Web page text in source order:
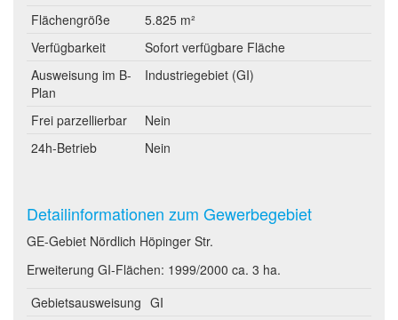
Flächengröße
5.825 m²
Verfügbarkeit
Sofort verfügbare Fläche
Ausweisung im B-
Plan
Industriegebiet (GI)
Frei parzellierbar
Nein
24h-Betrieb
Nein
Detailinformationen zum Gewerbegebiet
GE-Gebiet Nördlich Höpinger Str.
Erweiterung GI-Flächen: 1999/2000 ca. 3 ha.
Gebietsausweisung GI